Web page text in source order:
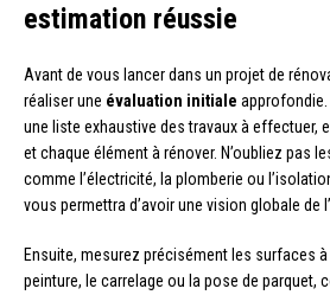
estimation réussie
Avant de vous lancer dans un projet de
réaliser une évaluation initiale
une liste exhaustive des travaux à effectuer,
et chaque élément à rénover. N’oubliez pas
comme l’électricité, la plomberie ou
vous permettra d’avoir une vision globale de
Ensuite, mesurez précisément les surfaces
peinture, le carrelage ou la pose de parquet,